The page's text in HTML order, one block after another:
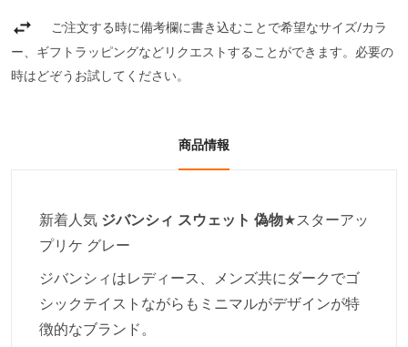
ご注文する時に備考欄に書き込むことで希望なサイズ/カラ
ー、ギフトラッピングなどリクエストすることができます。必要の
時はどぞうお試してください。
商品情報
新着人気 ジバンシィ スウェット 偽物★スターアッ
プリケ グレー
ジバンシィはレディース、メンズ共にダークでゴ
シックテイストながらもミニマルがデザインが特
徴的なブランド。